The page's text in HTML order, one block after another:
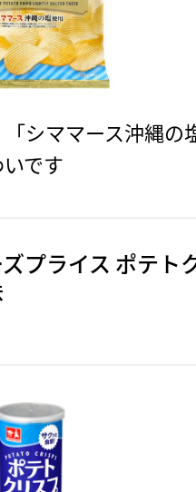
シママース沖縄の
です
プライス ポテト